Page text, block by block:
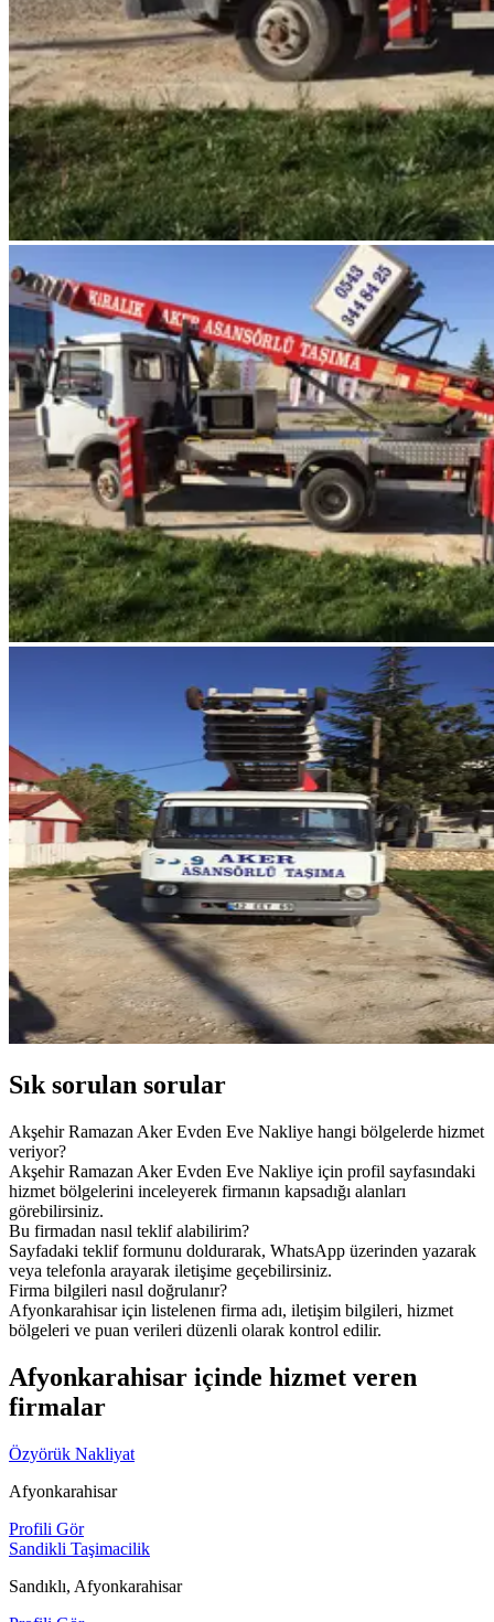
Sık sorulan sorular
Akşehir Ramazan Aker Evden Eve Nakliye hangi bölgelerde hizmet
veriyor?
Akşehir Ramazan Aker Evden Eve Nakliye için profil sayfasındaki
hizmet bölgelerini inceleyerek firmanın kapsadığı alanları
görebilirsiniz.
Bu firmadan nasıl teklif alabilirim?
Sayfadaki teklif formunu doldurarak, WhatsApp üzerinden yazarak
veya telefonla arayarak iletişime geçebilirsiniz.
Firma bilgileri nasıl doğrulanır?
Afyonkarahisar için listelenen firma adı, iletişim bilgileri, hizmet
bölgeleri ve puan verileri düzenli olarak kontrol edilir.
Afyonkarahisar içinde hizmet veren
firmalar
Özyörük Nakliyat
Afyonkarahisar
Profili Gör
Sandikli Taşimacilik
Sandıklı, Afyonkarahisar